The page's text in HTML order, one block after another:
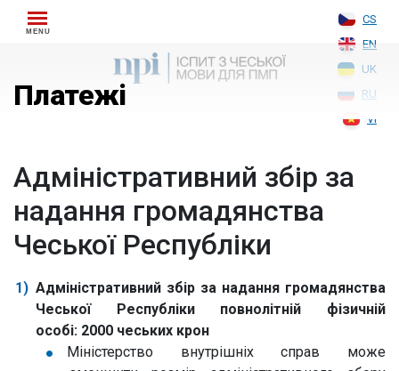
CS
EN
UK
RU
VI
Платежі
Адміністративний збір за
надання громадянства
Чеської Республіки
Адміністративний збір за надання громадянства
Чеської Республіки повнолітній фізичній
особі: 2000 чеських крон
Міністерство внутрішніх справ може